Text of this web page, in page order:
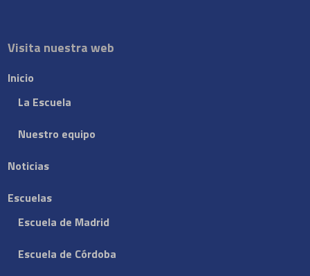
Visita nuestra web
Inicio
La Escuela
Nuestro equipo
Noticias
Escuelas
Escuela de Madrid
Escuela de Córdoba